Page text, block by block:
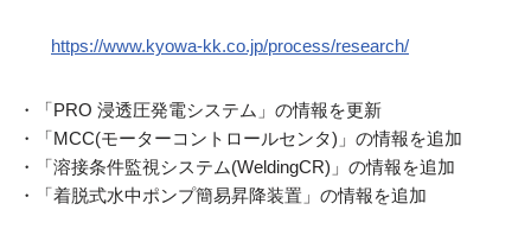
https://www.kyowa-kk.co.jp/process/research/
・「PRO 浸透圧発電システム」の情報を更新
・「MCC(モーターコントロールセンタ)」の情報を追加
・「溶接条件監視システム(WeldingCR)」の情報を追加
・「着脱式水中ポンプ簡易昇降装置」の情報を追加